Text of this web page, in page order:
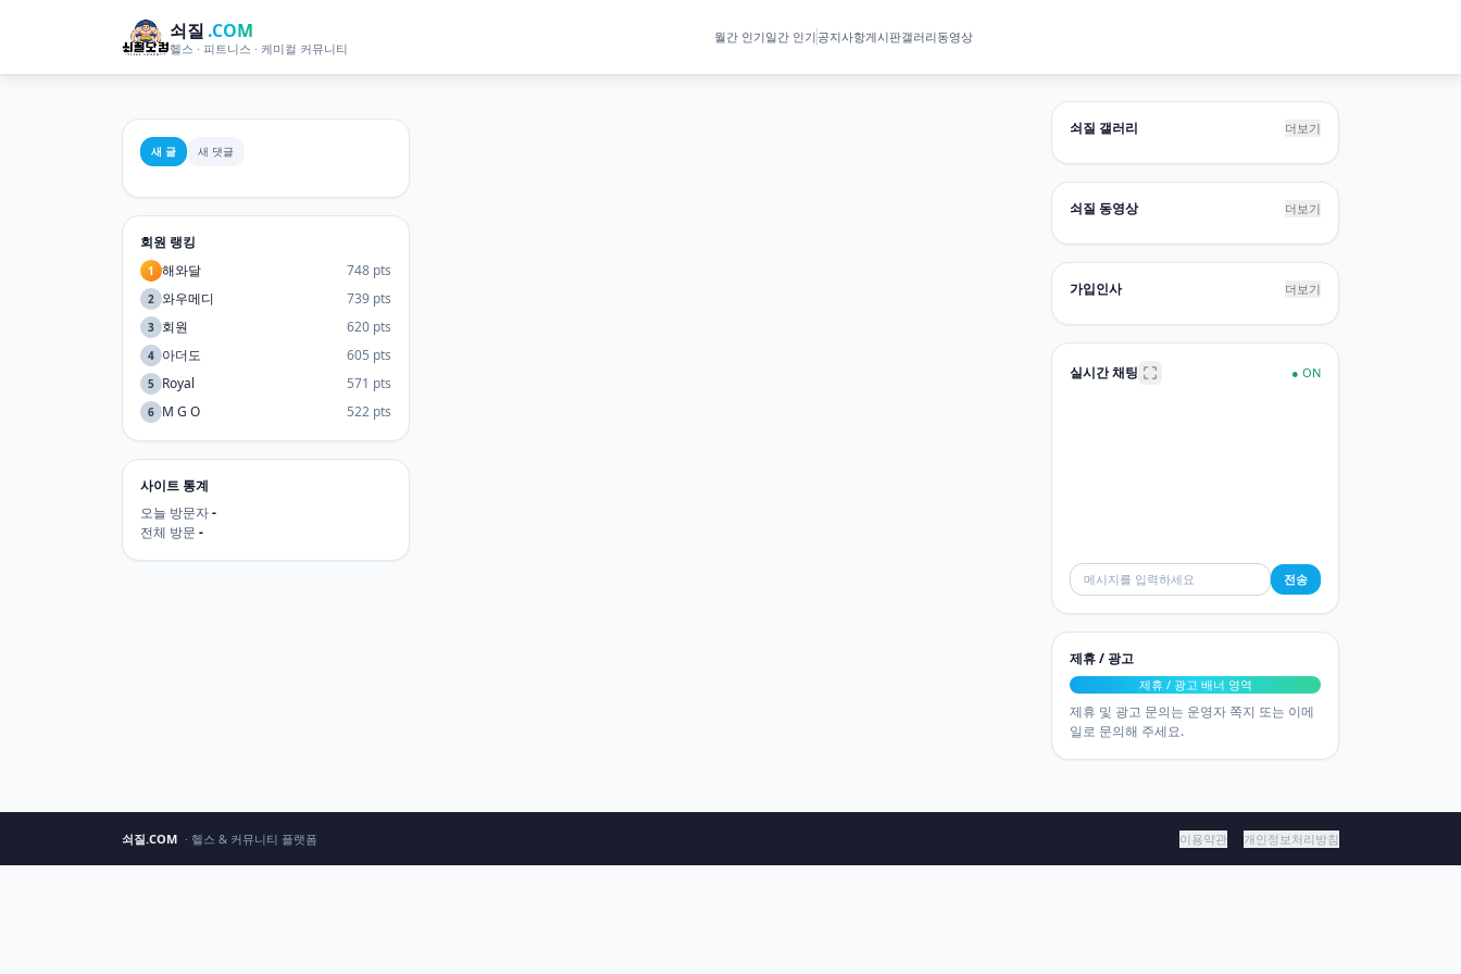
쇠질 .COM
헬스 · 피트니스 · 케미컬 커뮤니티
월간 인기일간 인기공지사항게시판갤러리동영상
새 글 새 댓글
회원 랭킹
1 해와달 748 pts
2 와우메디 739 pts
3 회원 620 pts
4 아더도 605 pts
5 Royal 571 pts
6 M G O 522 pts
사이트 통계
오늘 방문자-
전체 방문 -
쇠질 갤러리 더보기
쇠질 동영상 더보기
가입인사 더보기
실시간 채팅 ● ON
전송
제휴 / 광고
제휴 / 광고 배너 영역
제휴 및 광고 문의는 운영자 쪽지 또는 이메
일로 문의해 주세요.
쇠질.COM · 헬스 & 커뮤니티 플랫폼 이용약관 개인정보처리방침